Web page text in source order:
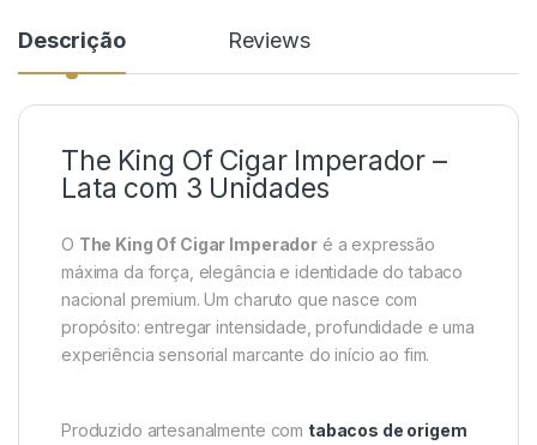
Descrição Reviews
The King Of Cigar Imperador –
Lata com 3 Unidades
O The King Of Cigar Imperadoré a expressão
máxima da força, elegância e identidade do tabaco
nacional premium. Um charuto que nasce com
propósito: entregar intensidade, profundidade e uma
experiência sensorial marcante do início ao fim.
Produzido artesanalmente com tabacos de origem